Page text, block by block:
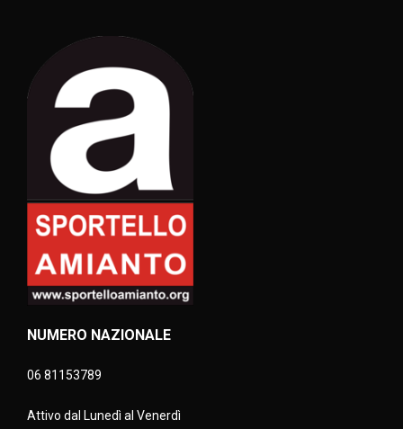
NUMERO NAZIONALE
06 81153789
Attivo dal Lunedì al Venerdì